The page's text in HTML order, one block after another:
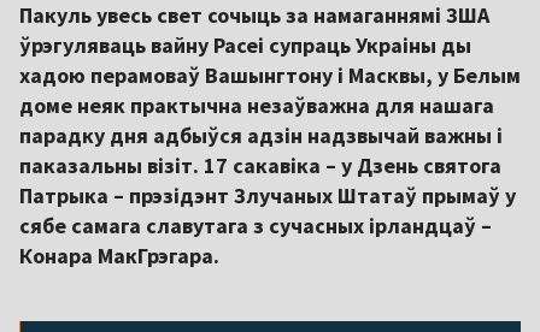
Пакуль увесь свет сочыць за намаганнямі ЗША
ўрэгуляваць вайну Расеі супраць Украіны ды
хадою перамоваў Вашынгтону і Масквы, у Белым
доме неяк практычна незаўважна для нашага
парадку дня адбыўся адзін надзвычай важны і
паказальны візіт. 17 сакавіка – у Дзень святога
Патрыка – прэзідэнт Злучаных Штатаў прымаў у
сябе самага славутага з сучасных ірландцаў –
Конара МакГрэгара.